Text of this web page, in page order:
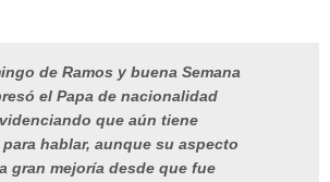
de Ramos y buena Semana
el Papa de nacionalidad
que aún tiene
hablar, aunque su aspecto
gran mejoría desde que fue